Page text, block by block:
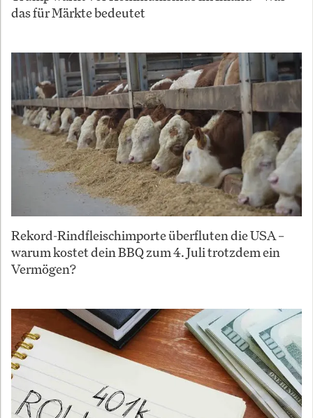
das für Märkte bedeutet
Rekord-Rindfleischimporte überfluten die USA –
warum kostet dein BBQ zum 4. Juli trotzdem ein
Vermögen?